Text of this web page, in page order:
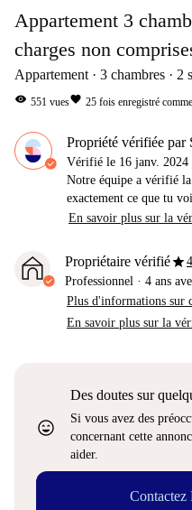
Appartement 3
charges non
Appartement 3 chambres 2
visibility 551 vuesfavorite 25 fois enregistré
Propriété vérifiée par
Vérifié le 16 janv. 2024
Notre équipe a vérifié
exactement ce que tu
En savoir plus sur la
Propriétaire vérifiéstar
Professionnel · 4 ans
Plus d'informations sur
En savoir plus sur la
sentiment_very_satisfied
Des doutes sur
Si vous avez des
concernant cette
aider.
Contactez